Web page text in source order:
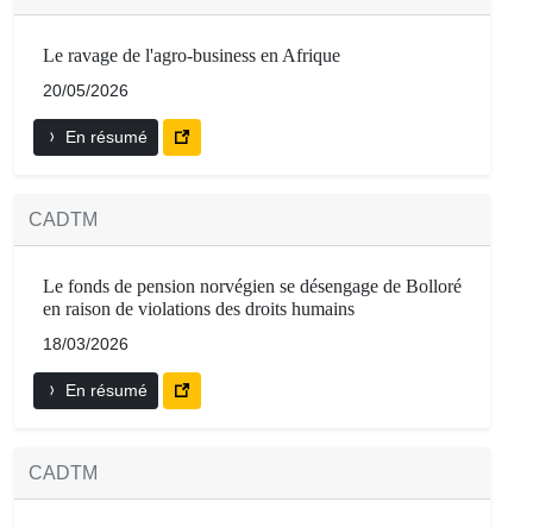
Le ravage de l'agro-business en Afrique
20/05/2026
En résumé
CADTM
Le fonds de pension norvégien se désengage de Bolloré
en raison de violations des droits humains
18/03/2026
En résumé
CADTM